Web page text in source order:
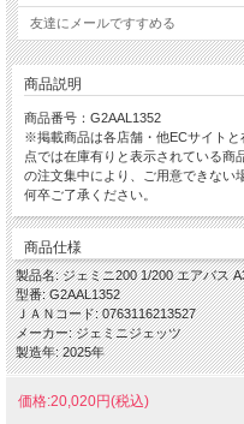
友達にメールですすめる
商品説明
商品番号：G2AAL1352
※掲載商品は各店舗・他ECサイト
点では在庫有りと表示されている商
の注文集中により、ご用意できない
何卒ご了承ください。
商品仕様
製品名: ジェミニ200 1/200 エアバス
型番: G2AAL1352
ＪＡＮコード: 0763116213527
メーカー: ジェミニジェッツ
製造年: 2025年
価格:20,020円(税込)